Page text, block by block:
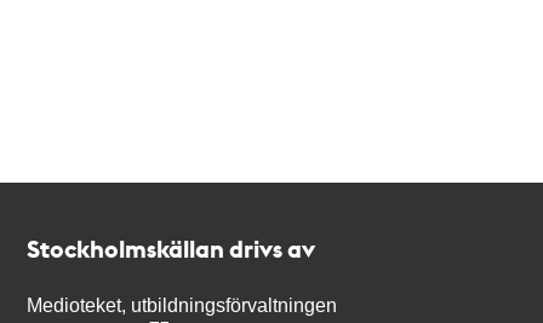
Stockholmskällan drivs av
Medioteket, utbildningsförvaltningen